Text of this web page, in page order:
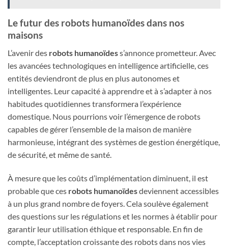
Le futur des robots humanoïdes dans nos
maisons
L’avenir des robots humanoïdess’annonce prometteur. Avec
les avancées technologiques en intelligence artificielle, ces
entités deviendront de plus en plus autonomes et
intelligentes. Leur capacité à apprendre et à s’adapter à nos
habitudes quotidiennes transformera l’expérience
domestique. Nous pourrions voir l’émergence de robots
capables de gérer l’ensemble de la maison de manière
harmonieuse, intégrant des systèmes de gestion énergétique,
de sécurité, et même de santé.
À mesure que les coûts d’implémentation diminuent, il est
probable que ces robots humanoïdesdeviennent accessibles
à un plus grand nombre de foyers. Cela soulève également
des questions sur les régulations et les normes à établir pour
garantir leur utilisation éthique et responsable. En fin de
compte, l’acceptation croissante des robots dans nos vies